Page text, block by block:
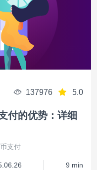
137976 5.0
付的优势：详细
支付
9 min